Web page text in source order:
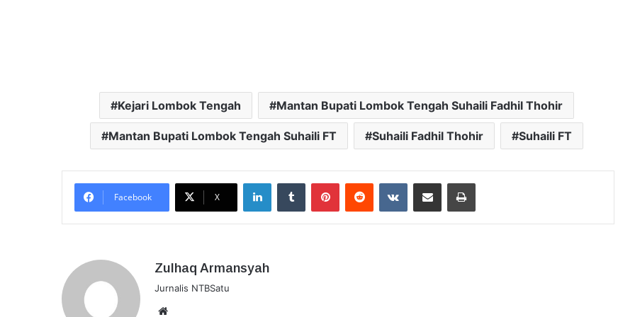
Kejari Lombok Tengah Mantan Bupati Lombok Tengah Suhaili Fadhil Thohir
Mantan Bupati Lombok Tengah Suhaili FT Suhaili Fadhil Thohir Suhaili FT
Facebook X
LinkedInTumblr PinterestReddit VKontakteBagikan Lewat Email Cetak
Zulhaq Armansyah
Jurnalis NTBSatu